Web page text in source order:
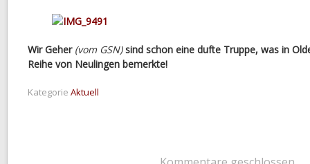
Wir Geher (vom GSN) sind schon eine dufte Truppe, was in
Reihe von Neulingen bemerkte!
Kategorie Aktuell